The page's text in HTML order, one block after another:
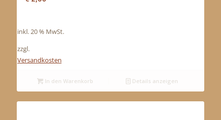
inkl. 20 % MwSt.
zzgl.
Versandkosten
In den Warenkorb Details anzeigen